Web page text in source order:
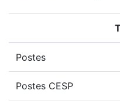
Postes
Postes CESP